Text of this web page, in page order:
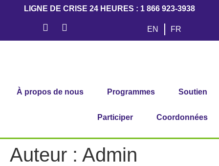
LIGNE DE CRISE 24 HEURES : 1 866 923-3938
EN FR
À propos de nous Programmes Soutien
Participer Coordonnées
Auteur : Admin